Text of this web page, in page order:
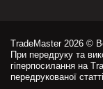
TradeMaster 2026 ©
При передруку та
гіперпосилання на
передрукованої